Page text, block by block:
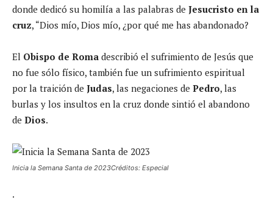
donde dedicó su homilía a las palabras de Jesucristo en la
cruz, “Dios mío, Dios mío, ¿por qué me has abandonado?
El Obispo de Roma describió el sufrimiento de Jesús que
no fue sólo físico, también fue un sufrimiento espiritual
por la traición de Judas, las negaciones de Pedro, las
burlas y los insultos en la cruz donde sintió el abandono
de Dios.
Inicia la Semana Santa de 2023Créditos: Especial
.